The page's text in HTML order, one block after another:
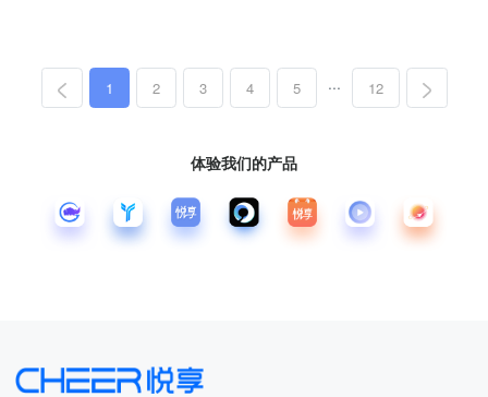
1 2 3 4 5 ... 12
体验我们的产品